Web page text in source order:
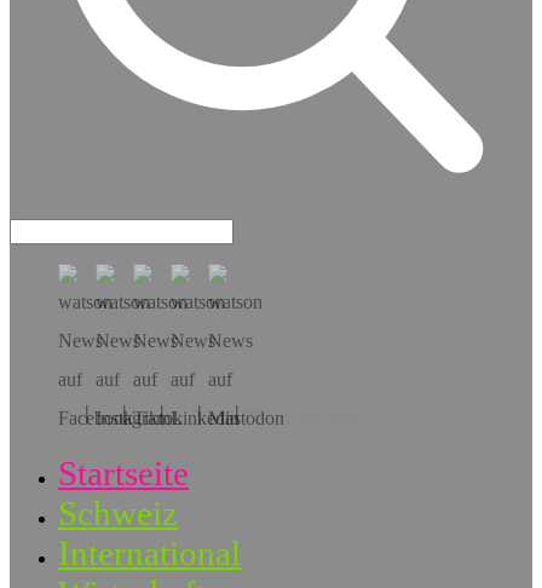
Hol dir die App!
Startseite
Schweiz
International